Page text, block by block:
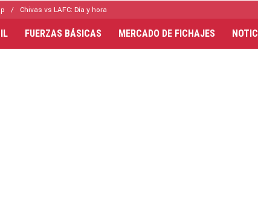
Chivas vs LAFC: Día y hora
FUERZAS BÁSICAS MERCADO DE FICHAJES